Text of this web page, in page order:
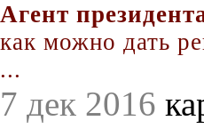
Агент
как можно дать
...
7 дек 2016